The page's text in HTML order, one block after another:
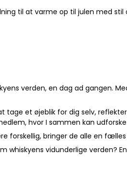
til at varme op til julen med
verden, en dag ad gangen.
tage et øjeblik for dig selv,
hvor I sammen kan
forskellig, bringer de alle en
whiskyens vidunderlige